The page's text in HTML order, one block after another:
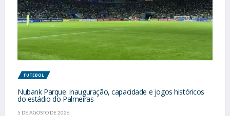
FUTEBOL
Nubank Parque: inauguração, capacidade e jogos históricos
do estádio do Palmeiras
5 DE AGOSTO DE 2026